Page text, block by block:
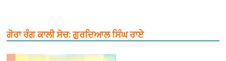
ਗੋਰਾ ਰੰਗ ਕਾਲੀ ਸੋਚ: ਗੁਰਦਿਆਲ ਸਿੰਘ ਰਾਏ